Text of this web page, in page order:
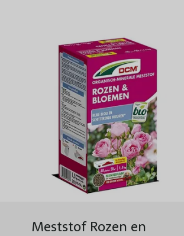
Winterhardheid
Planttijd
Biodiversiteit
Aantal per m1
Aantal per m2
Meststof Rozen en